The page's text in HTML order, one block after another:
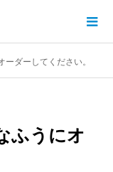
ダーしてください。
ふうにオ